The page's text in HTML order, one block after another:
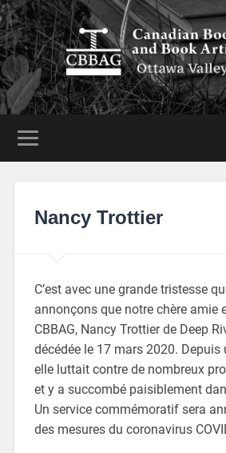
Nancy Trottier
C’est avec une grande tristesse
annonçons que notre chère amie
CBBAG, Nancy Trottier de Deep
décédée le 17 mars 2020. Depuis
elle luttait contre de nombreux
et y a succombé paisiblement
Un service commémoratif sera
des mesures du coronavirus